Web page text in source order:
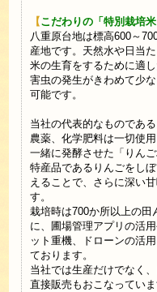
【こだわりの「特別栽培米
八重原台地は標高600～
産地です。天然水や日当
米の生育をするために適
害虫の発生がきわめて少
可能です。
当社の代表的なものであ
農薬、化学肥料は一切使
一緒に発酵させた「りん
特産品であるりんごをし
えることで、さらに深い
す。
栽培時は700か所以上の
に、圃場管理アプリの活
ット重機、ドローンの活
ております。
当社では生産だけでなく
直接販売もおこなってい